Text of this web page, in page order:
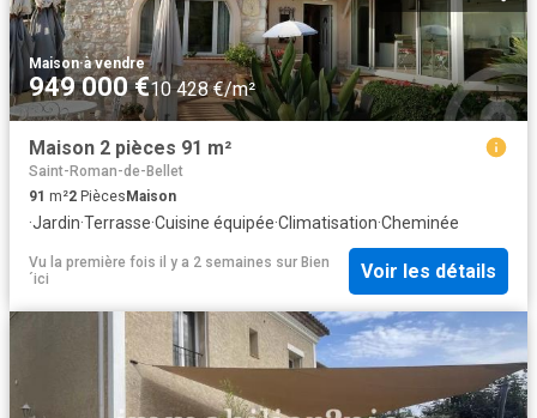
Maison·à vendre
949 000 €10 428 €/m²
Maison 2 pièces 91 m²
Saint-Roman-de-Bellet
91 m²2 PiècesMaison
·Jardin·Terrasse·Cuisine équipée·Climatisation·Cheminée
Vu la première fois il y a 2 semaines sur Bien
´ici
Voir les détails